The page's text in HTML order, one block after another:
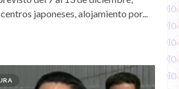
japoneses, alojamiento por...